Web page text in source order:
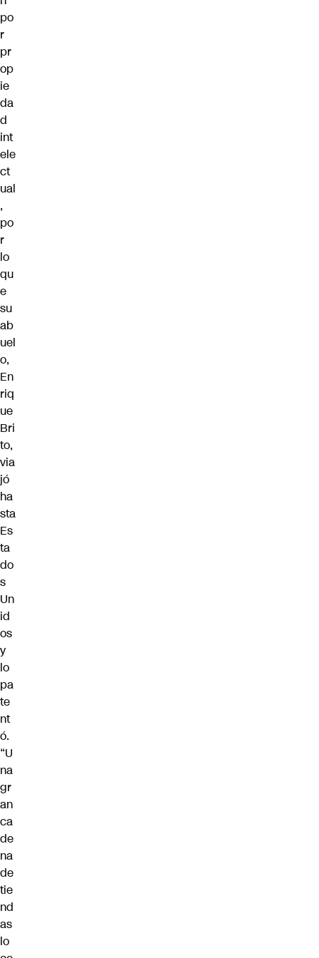
po
r
pr
op
ie
da
d
int
ele
ct
ual
,
po
r
lo
qu
e
su
ab
uel
o,
En
riq
ue
Bri
to,
via
jó
ha
sta
Es
ta
do
s
Un
id
os
y
lo
pa
te
nt
ó.
“U
na
gr
an
ca
de
na
de
tie
nd
as
lo